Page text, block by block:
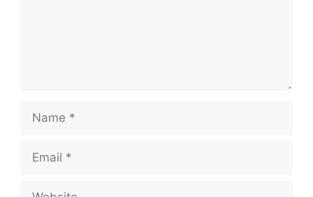
Name
Email
Website